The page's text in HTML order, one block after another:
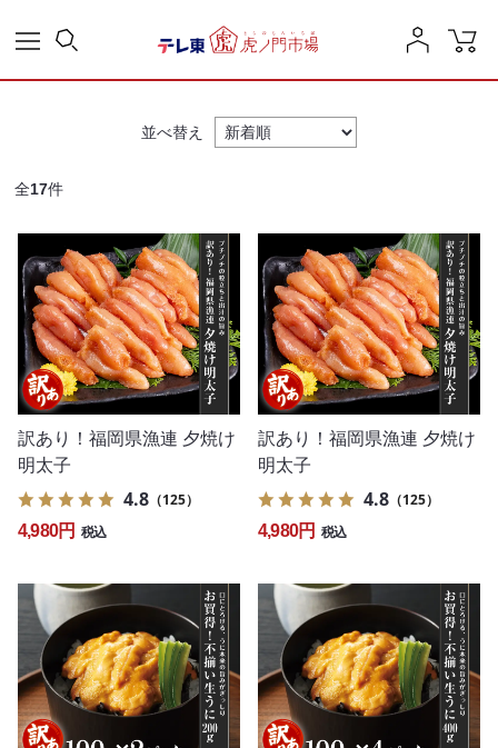
並べ替え
全17件
訳あり！福岡県漁連 夕焼け
明太子
4.8 （125）
4,980円 税込
訳あり！福岡県漁連 夕焼け
明太子
4.8 （125）
4,980円 税込